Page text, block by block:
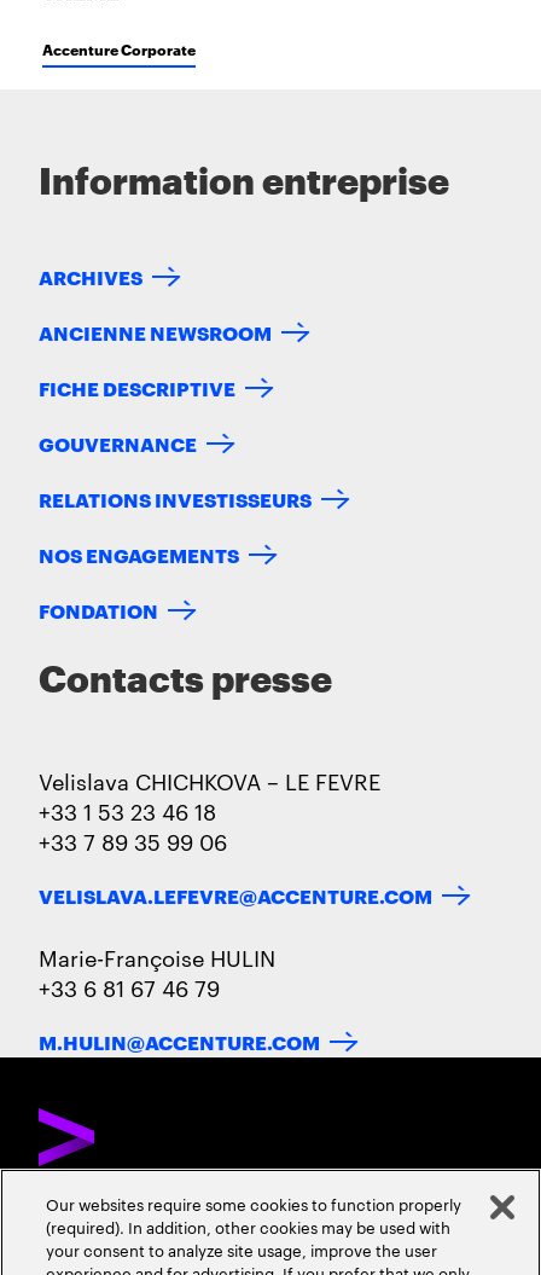
Accenture Corporate
Information entreprise
ARCHIVES
ANCIENNE NEWSROOM
FICHE DESCRIPTIVE
GOUVERNANCE
RELATIONS INVESTISSEURS
NOS ENGAGEMENTS
FONDATION
Contacts presse
Velislava CHICHKOVA – LE FEVRE
+33 1 53 23 46 18
+33 7 89 35 99 06
VELISLAVA.LEFEVRE@ACCENTURE.COM
Marie-Françoise HULIN
+33 6 81 67 46 79
M.HULIN@ACCENTURE.COM
DÉCOUVREZ ACCENTURENOUS CONTACTERCARRIÈRES
Our websites require some cookies to function properly
(required). In addition, other cookies may be used with
your consent to analyze site usage, improve the user